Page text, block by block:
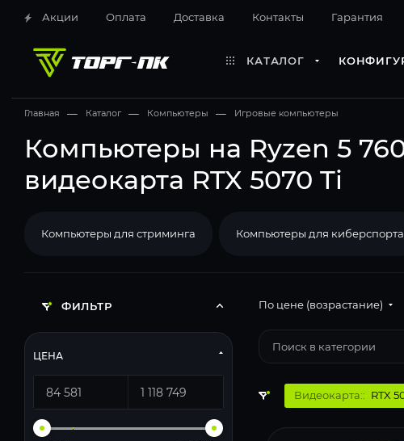
Акции Оплата Доставка Контакты Гарантия
КАТАЛОГ
Главная — Каталог — Компьютеры — Игровые компьютеры
Компьютеры на Ryzen 5
видеокарта RTX 5070 Ti
Компьютеры для стриминга Компьютеры для киберспорта
По цене (возрастание)
Видеокарта:: RTX
ФИЛЬТР
ЦЕНА